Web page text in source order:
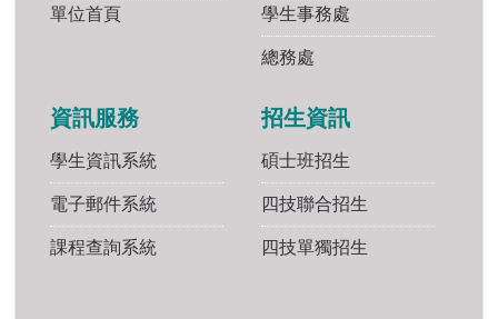
單位首頁 學生事務處
總務處
資訊服務
學生資訊系統
電子郵件系統
課程查詢系統
招生資訊
碩士班招生
四技聯合招生
四技單獨招生